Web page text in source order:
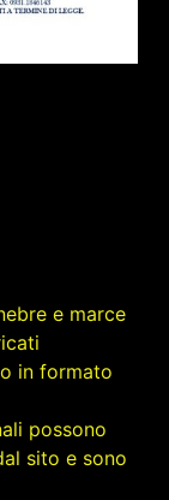
e marce
in formato
possono
sito e sono